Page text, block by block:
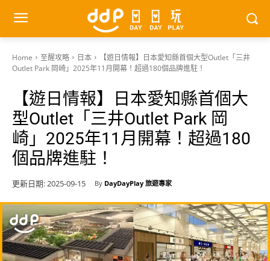
Home 至醒攻略 日本
【遊日情報】日本愛知縣首個大型Outlet「三井
Outlet Park 岡崎」2025年11月開幕！超過180個品牌進駐！
【遊日情報】日本愛知縣首個大
型Outlet「三井Outlet Park 岡
崎」2025年11月開幕！超過180
個品牌進駐！
更新日期:2025-09-15 By DayDayPlay 旅遊專家